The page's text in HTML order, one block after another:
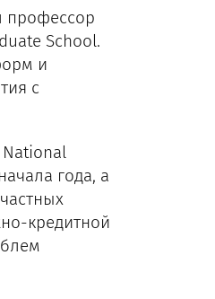
профессор
School.
и
с
National
года, а
кредитной